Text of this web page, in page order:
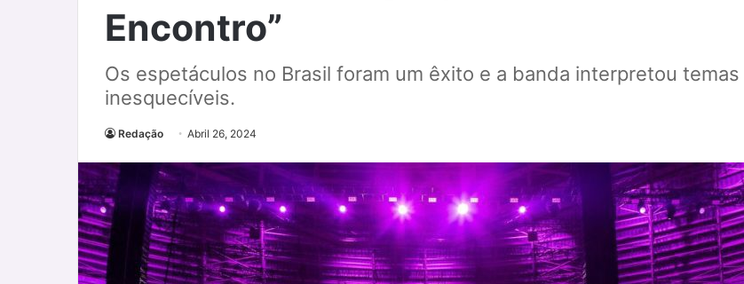
Encontro”
Os espetáculos no Brasil foram um êxito e a banda interpretou temas
inesquecíveis.
Redação Abril 26, 2024